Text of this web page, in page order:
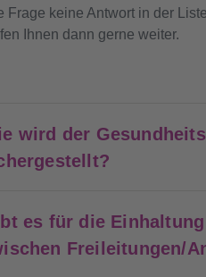
Frage keine Antwort in der
Ihnen dann gerne weiter.
wird der
es für die
Freileitungen/